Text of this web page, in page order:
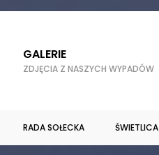
GALERIE
ZDJĘCIA Z NASZYCH WYPADÓW
RADA SOŁECKA ŚWIETLICA